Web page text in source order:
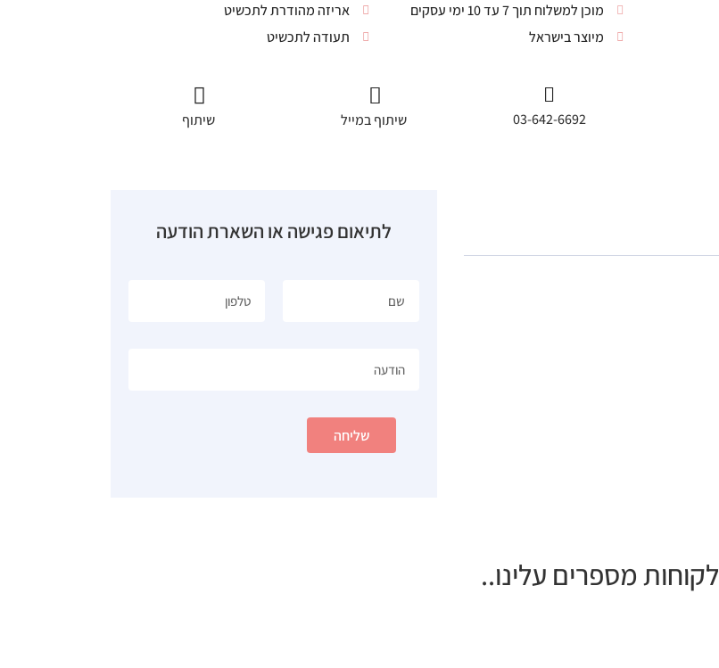
מוכן למשלוח תוך 7 עד 10 ימי עסקים
מיוצר בישראל
אריזה מהודרת לתכשיט
תעודה לתכשיט
03-642-6692 שיתוף במייל שיתוף
לתיאום פגישה או השארת הודעה
שליחה
לקוחות מספרים עלינו..